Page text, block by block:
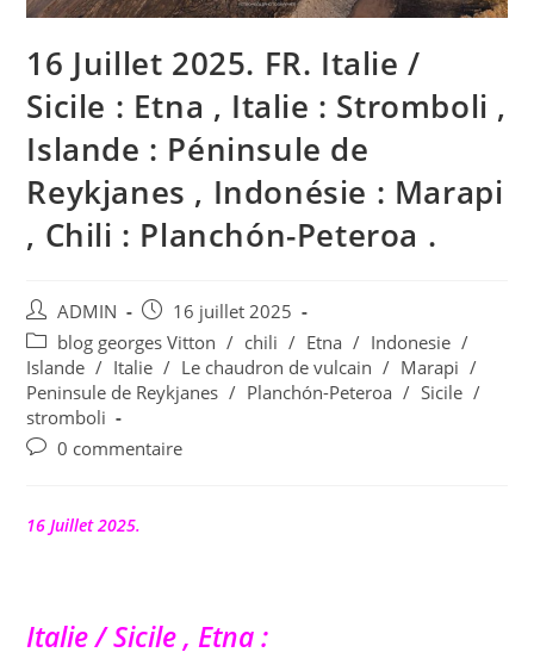
16 Juillet 2025. FR. Italie /
Sicile : Etna , Italie : Stromboli ,
Islande : Péninsule de
Reykjanes , Indonésie : Marapi
, Chili : Planchón-Peteroa .
Auteur/autrice
de
la
publication :
ADMIN
Publication
publiée :
16 juillet 2025
Post
category:
blog georges Vitton / chili / Etna / Indonesie /
Islande / Italie / Le chaudron de vulcain / Marapi /
Peninsule de Reykjanes / Planchón-Peteroa / Sicile /
stromboli
Commentaires
publication :
0 commentaire
16 Juillet 2025.
Italie / Sicile , Etna :